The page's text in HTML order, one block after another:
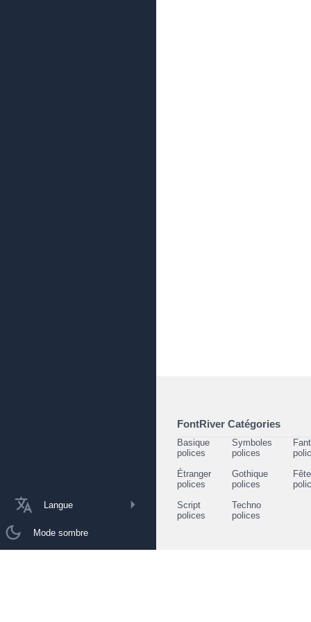
Langue
Mode sombre
FontRiver Catégories
Basique
polices
Symboles
polices
Étranger
polices
Gothique
polices
Script
polices
Techno
polices